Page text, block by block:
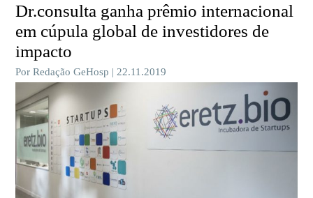
Dr.consulta ganha prêmio internacional
em cúpula global de investidores de
impacto
Por Redação GeHosp | 22.11.2019